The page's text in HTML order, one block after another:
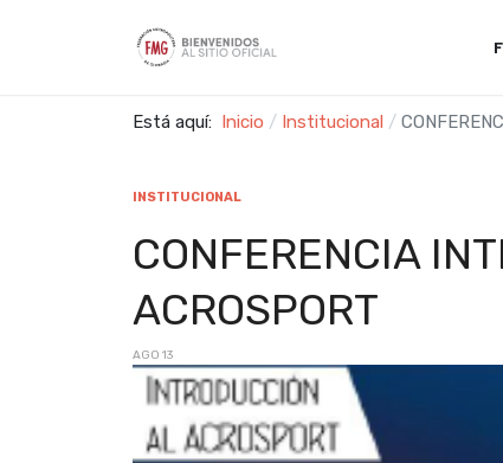
Está aquí: Inicio Institucional
INSTITUCIONAL
CONFERENCIA
ACROSPORT
AGO 13